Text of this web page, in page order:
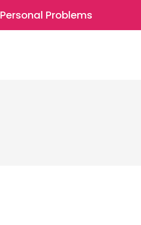
⚲
Personal Problems